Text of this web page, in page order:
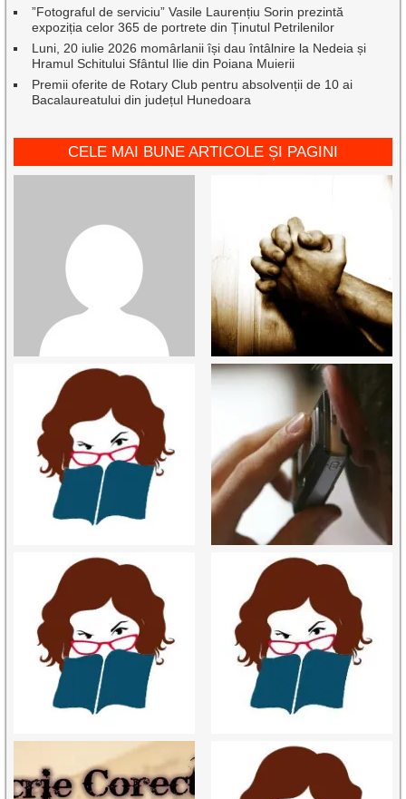
”Fotograful de serviciu” Vasile Laurențiu Sorin prezintă
expoziția celor 365 de portrete din Ținutul Petrilenilor
Luni, 20 iulie 2026 momârlanii își dau întâlnire la Nedeia și
Hramul Schitului Sfântul Ilie din Poiana Muierii
Premii oferite de Rotary Club pentru absolvenții de 10 ai
Bacalaureatului din județul Hunedoara
CELE MAI BUNE ARTICOLE ȘI PAGINI